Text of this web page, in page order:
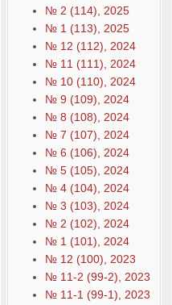
№ 2 (114), 2025
№ 1 (113), 2025
№ 12 (112), 2024
№ 11 (111), 2024
№ 10 (110), 2024
№ 9 (109), 2024
№ 8 (108), 2024
№ 7 (107), 2024
№ 6 (106), 2024
№ 5 (105), 2024
№ 4 (104), 2024
№ 3 (103), 2024
№ 2 (102), 2024
№ 1 (101), 2024
№ 12 (100), 2023
№ 11-2 (99-2), 2023
№ 11-1 (99-1), 2023